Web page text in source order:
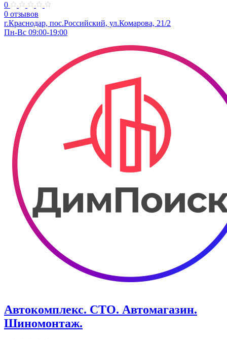
0
0 отзывов
г.Краснодар, пос.Российский, ул.Комарова, 21/2
Пн-Вс 09:00-19:00
Автокомплекс. СТО. Автомагазин.
Шиномонтаж.